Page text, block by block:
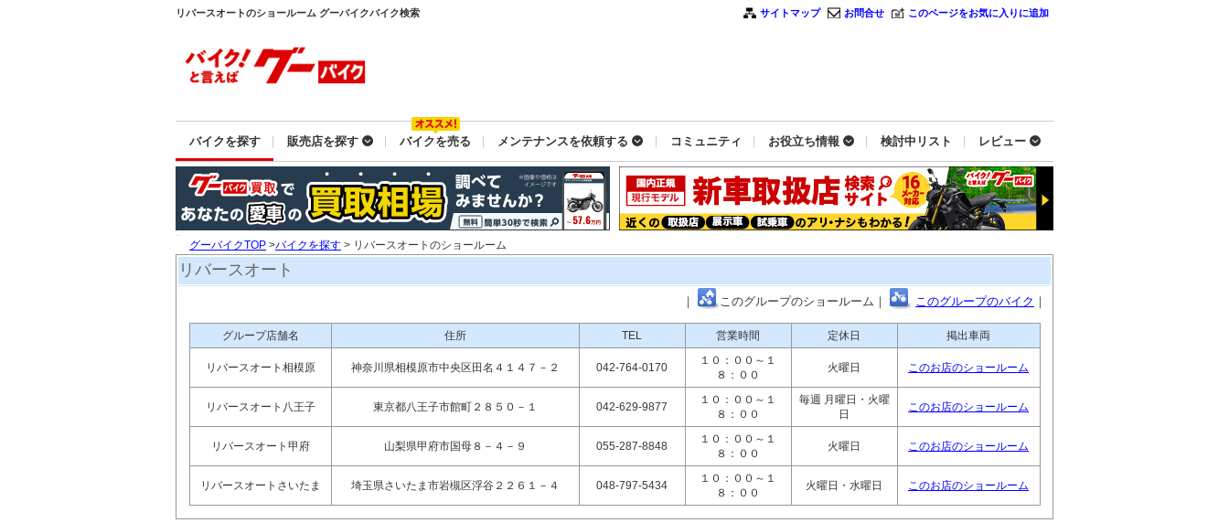
リバースオートのショールーム グーバイクバイク検索 サイトマップ お問合せ このページをお気に入りに追加
バイクを探す 販売店を探す バイクを売る メンテナンスを依頼する コミュニティ お役立ち情報 検討中リスト レビュー
グーバイクTOP >バイクを探す > リバースオートのショールーム
リバースオート
｜ このグループのショールーム｜ このグループのバイク ｜
グループ店舗名 住所 TEL 営業時間 定休日 掲出車両
リバースオート相模原 神奈川県相模原市中央区田名４１４７－２ 042-764-0170
１０：００～１
８：００
火曜日 このお店のショールーム
リバースオート八王子 東京都八王子市館町２８５０－１ 042-629-9877
１０：００～１
８：００
毎週 月曜日・火曜
日
このお店のショールーム
リバースオート甲府 山梨県甲府市国母８－４－９ 055-287-8848
１０：００～１
８：００
火曜日 このお店のショールーム
リバースオートさいたま 埼玉県さいたま市岩槻区浮谷２２６１－４ 048-797-5434
１０：００～１
８：００
火曜日・水曜日 このお店のショールーム